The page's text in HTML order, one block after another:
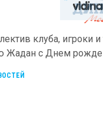
клуба,
Жадан с Днем